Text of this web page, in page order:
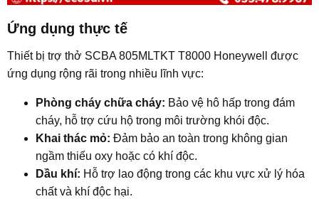
Ứng dụng thực tế​
Thiết bị trợ thở SCBA 805MLTKT T8000 Honeywell được
ứng dụng rộng rãi trong nhiều lĩnh vực:
Phòng cháy chữa cháy: Bảo vệ hô hấp trong đám
cháy, hỗ trợ cứu hộ trong môi trường khói độc.
Khai thác mỏ: Đảm bảo an toàn trong không gian
ngầm thiếu oxy hoặc có khí độc.
Dầu khí: Hỗ trợ lao động trong các khu vực xử lý hóa
chất và khí độc hại.